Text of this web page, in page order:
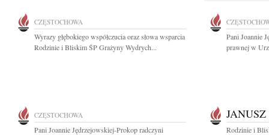
CZĘSTOCHOWA
Wyrazy głębokiego współczucia oraz słowa wsparcia
Rodzinie i Bliskim ŚP Grażyny Wydrych...
Pani Joannie
prawnej w
CZĘSTOCHOWA
Pani Joannie Jędrzejowskiej-Prokop radczyni
Rodzinie i